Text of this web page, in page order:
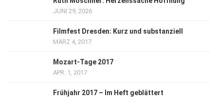
JUNI 29, 2026
Filmfest Dresden: Kurz und substanziell
MÄRZ 4, 2017
Mozart-Tage 2017
APR. 1, 2017
Frühjahr 2017 – Im Heft geblättert